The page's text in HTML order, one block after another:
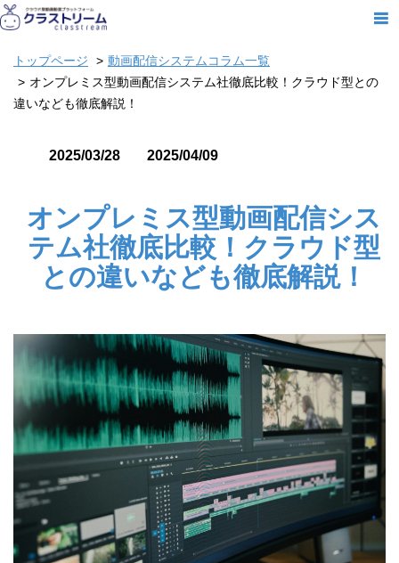
トップページ
動画配信システムコラム一覧
オンプレミス型動画配信システム社徹底比較！クラウド型との
違いなども徹底解説！
2025/03/28 2025/04/09
オンプレミス型動画配信シス
テム社徹底比較！クラウド型
との違いなども徹底解説！